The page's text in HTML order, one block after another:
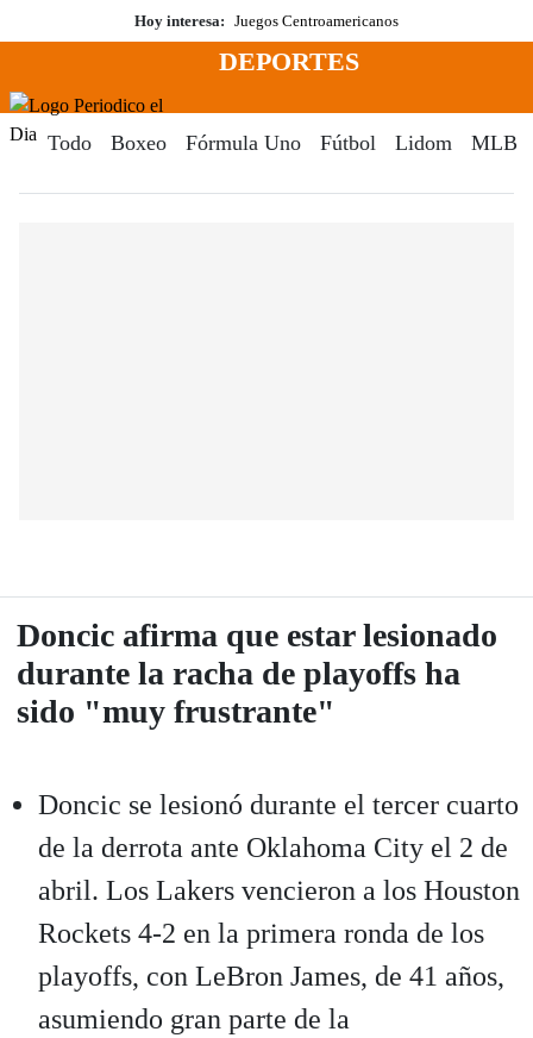
al
Hoy interesa: Juegos Centroamericanos
Menú
DEPORTES
Todo Boxeo Fórmula Uno Fútbol Lidom MLB
Doncic afirma que estar lesionado
durante la racha de playoffs ha
sido "muy frustrante"
Doncic se lesionó durante el tercer cuarto
de la derrota ante Oklahoma City el 2 de
abril. Los Lakers vencieron a los Houston
Rockets 4-2 en la primera ronda de los
playoffs, con LeBron James, de 41 años,
asumiendo gran parte de la